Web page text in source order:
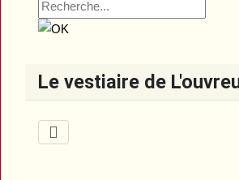
Le vestiaire de